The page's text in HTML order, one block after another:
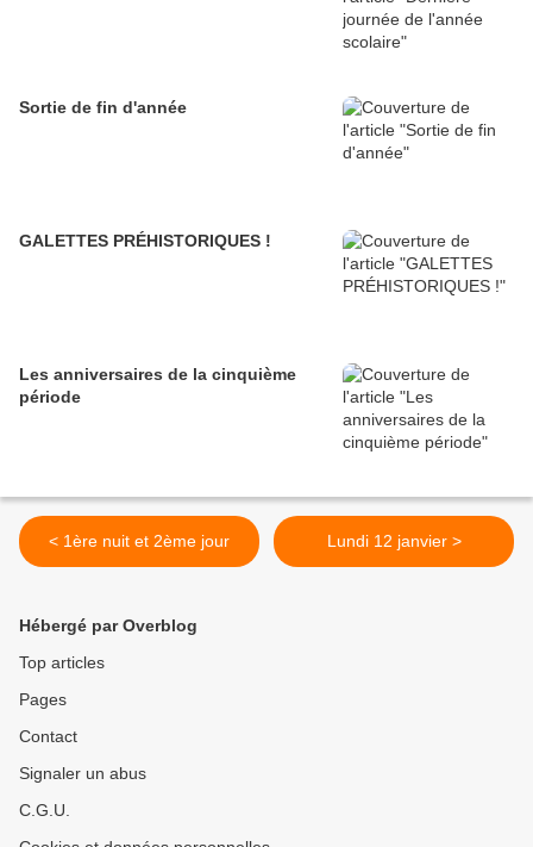
Sortie de fin d'année
GALETTES PRÉHISTORIQUES !
Les anniversaires de la cinquième
période
< 1ère nuit et 2ème jour Lundi 12 janvier >
Hébergé par Overblog
Top articles
Pages
Contact
Signaler un abus
C.G.U.